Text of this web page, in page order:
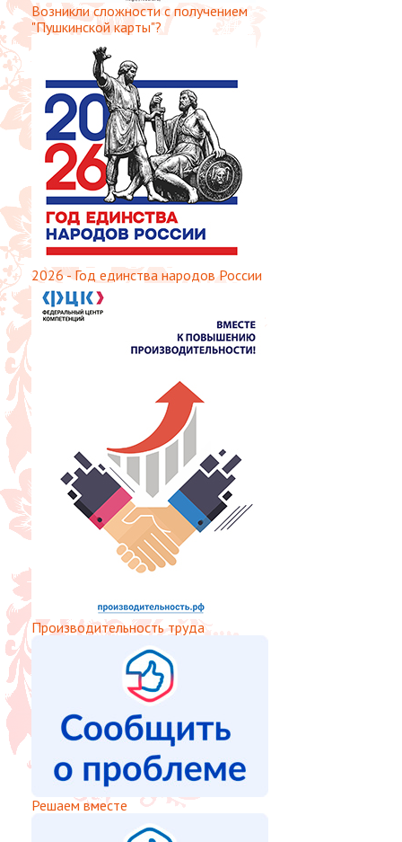
Возникли сложности с получением
"Пушкинской карты"?
2026 - Год единства народов России
Производительность труда
Решаем вместе